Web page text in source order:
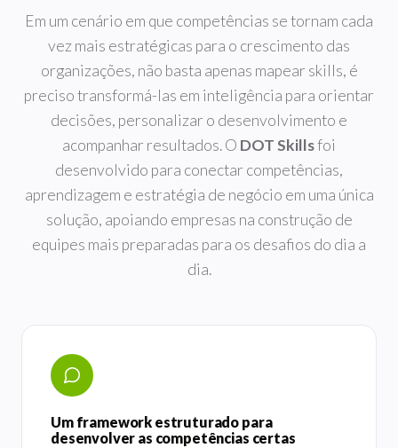
Em um cenário em que competências se tornam cada
vez mais estratégicas para o crescimento das
organizações, não basta apenas mapear skills, é
preciso transformá-las em inteligência para orientar
decisões, personalizar o desenvolvimento e
acompanhar resultados. O DOT Skillsfoi
desenvolvido para conectar competências,
aprendizagem e estratégia de negócio em uma única
solução, apoiando empresas na construção de
equipes mais preparadas para os desafios do dia a
dia.
Um framework estruturado para
desenvolver as competências certas